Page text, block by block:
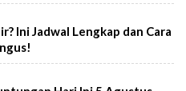
Ini Jadwal Lengkap dan Cara